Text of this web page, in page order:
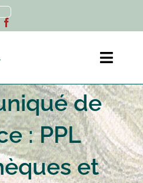
de
: PPL
et